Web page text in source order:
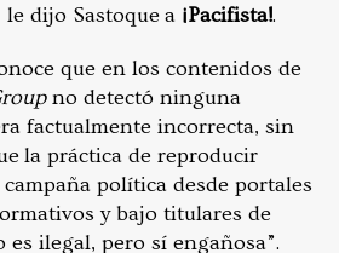
dijo Sastoque a ¡Pacifista!.
que en los contenidos de
no detectó ninguna
factualmente incorrecta, sin
la práctica de reproducir
política desde portales
y bajo titulares de
ilegal, pero sí engañosa”.